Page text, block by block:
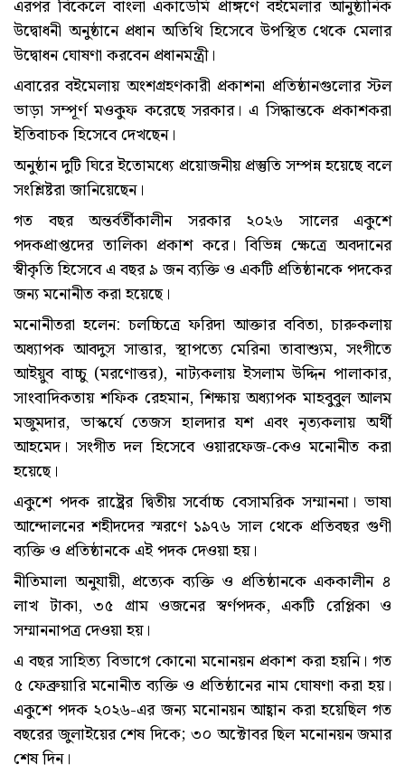
এরপর বিকেলে বাংলা একাডেমি প্রাঙ্গণে বইমেলার আনুষ্ঠানিক
উদ্বোধনী অনুষ্ঠানে প্রধান অতিথি হিসেবে উপস্থিত থেকে মেলার
উদ্বোধন ঘোষণা করবেন প্রধানমন্ত্রী।
এবারের বইমেলায় অংশগ্রহণকারী প্রকাশনা প্রতিষ্ঠানগুলোর স্টল
ভাড়া সম্পূর্ণ মওকুফ করেছে সরকার। এ সিদ্ধান্তকে প্রকাশকরা
ইতিবাচক হিসেবে দেখছেন।
অনুষ্ঠান দুটি ঘিরে ইতোমধ্যে প্রয়োজনীয় প্রস্তুতি সম্পন্ন হয়েছে বলে
সংশ্লিষ্টরা জানিয়েছেন।
গত বছর অন্তর্বর্তীকালীন সরকার ২০২৬ সালের একুশে
পদকপ্রাপ্তদের তালিকা প্রকাশ করে। বিভিন্ন ক্ষেত্রে অবদানের
স্বীকৃতি হিসেবে এ বছর ৯ জন ব্যক্তি ও একটি প্রতিষ্ঠানকে পদকের
জন্য মনোনীত করা হয়েছে।
মনোনীতরা হলেন: চলচ্চিত্রে ফরিদা আক্তার ববিতা, চারুকলায়
অধ্যাপক আবদুস সাত্তার, স্থাপত্যে মেরিনা তাবাশ্যুম, সংগীতে
আইয়ুব বাচ্চু (মরণোত্তর), নাট্যকলায় ইসলাম উদ্দিন পালাকার,
সাংবাদিকতায় শফিক রেহমান, শিক্ষায় অধ্যাপক মাহবুবুল আলম
মজুমদার, ভাস্কর্যে তেজস হালদার যশ এবং নৃত্যকলায় অর্থী
আহমেদ। সংগীত দল হিসেবে ওয়ারফেজ-কেও মনোনীত করা
হয়েছে।
একুশে পদক রাষ্ট্রের দ্বিতীয় সর্বোচ্চ বেসামরিক সম্মাননা। ভাষা
আন্দোলনের শহীদদের স্মরণে ১৯৭৬ সাল থেকে প্রতিবছর গুণী
ব্যক্তি ও প্রতিষ্ঠানকে এই পদক দেওয়া হয়।
নীতিমালা অনুযায়ী, প্রত্যেক ব্যক্তি ও প্রতিষ্ঠানকে এককালীন ৪
লাখ টাকা, ৩৫ গ্রাম ওজনের স্বর্ণপদক, একটি রেপ্লিকা ও
সম্মাননাপত্র দেওয়া হয়।
এ বছর সাহিত্য বিভাগে কোনো মনোনয়ন প্রকাশ করা হয়নি। গত
৫ ফেব্রুয়ারি মনোনীত ব্যক্তি ও প্রতিষ্ঠানের নাম ঘোষণা করা হয়।
একুশে পদক ২০২৬-এর জন্য মনোনয়ন আহ্বান করা হয়েছিল গত
বছরের জুলাইয়ের শেষ দিকে; ৩০ অক্টোবর ছিল মনোনয়ন জমার
শেষ দিন।